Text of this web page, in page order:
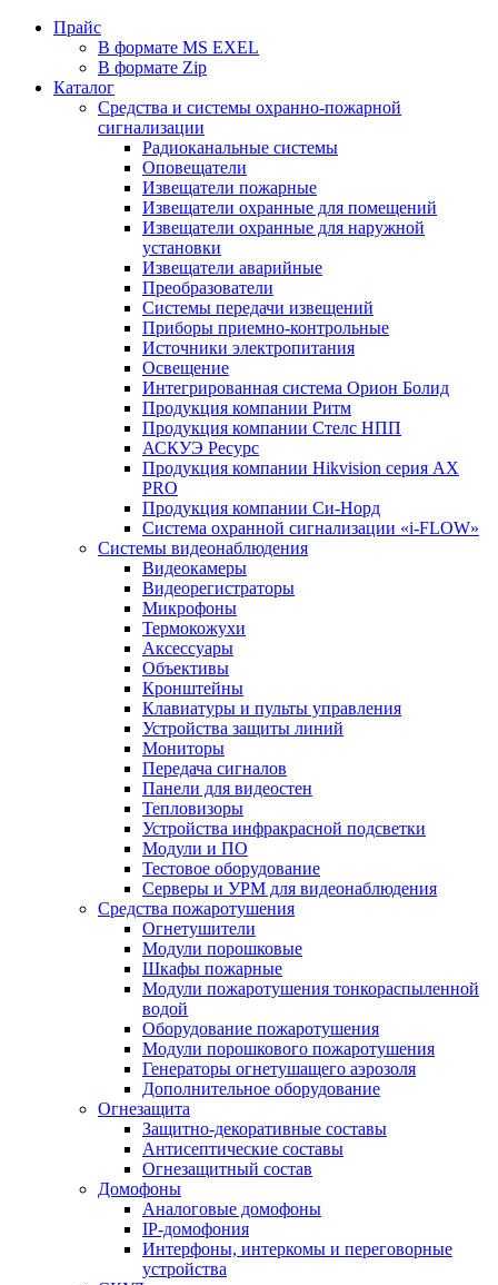
Прайс
В формате MS EXEL
В формате Zip
Каталог
Средства и системы охранно-пожарной
сигнализации
Радиоканальные системы
Оповещатели
Извещатели пожарные
Извещатели охранные для помещений
Извещатели охранные для наружной
установки
Извещатели аварийные
Преобразователи
Системы передачи извещений
Приборы приемно-контрольные
Источники электропитания
Освещение
Интегрированная система Орион Болид
Продукция компании Ритм
Продукция компании Стелс НПП
АСКУЭ Ресурс
Продукция компании Hikvision серия AX
PRO
Продукция компании Си-Норд
Система охранной сигнализации «i-FLOW»
Системы видеонаблюдения
Видеокамеры
Видеорегистраторы
Микрофоны
Термокожухи
Аксессуары
Объективы
Кронштейны
Клавиатуры и пульты управления
Устройства защиты линий
Мониторы
Передача сигналов
Панели для видеостен
Тепловизоры
Устройства инфракрасной подсветки
Модули и ПО
Тестовое оборудование
Серверы и УРМ для видеонаблюдения
Средства пожаротушения
Огнетушители
Модули порошковые
Шкафы пожарные
Модули пожаротушения тонкораспыленной
водой
Оборудование пожаротушения
Модули порошкового пожаротушения
Генераторы огнетушащего аэрозоля
Дополнительное оборудование
Огнезащита
Защитно-декоративные составы
Антисептические составы
Огнезащитный состав
Домофоны
Аналоговые домофоны
IP-домофония
Интерфоны, интеркомы и переговорные
устройства